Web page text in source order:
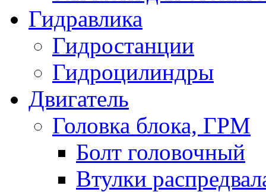
Гидравлика
Гидростанции
Гидроцилиндры
Двигатель
Головка блока, ГРМ
Болт головочный
Втулки